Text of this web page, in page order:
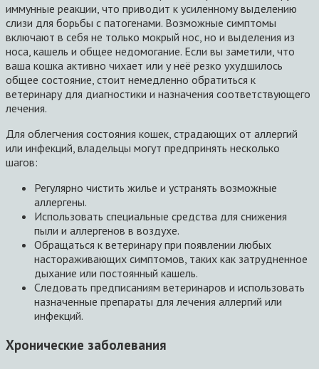
иммунные реакции, что приводит к усиленному выделению
слизи для борьбы с патогенами. Возможные симптомы
включают в себя не только мокрый нос, но и выделения из
носа, кашель и общее недомогание. Если вы заметили, что
ваша кошка активно чихает или у неё резко ухудшилось
общее состояние, стоит немедленно обратиться к
ветеринару для диагностики и назначения соответствующего
лечения.
Для облегчения состояния кошек, страдающих от аллергий
или инфекций, владельцы могут предпринять несколько
шагов:
Регулярно чистить жилье и устранять возможные
аллергены.
Использовать специальные средства для снижения
пыли и аллергенов в воздухе.
Обращаться к ветеринару при появлении любых
настораживающих симптомов, таких как затрудненное
дыхание или постоянный кашель.
Следовать предписаниям ветеринаров и использовать
назначенные препараты для лечения аллергий или
инфекций.
Хронические заболевания